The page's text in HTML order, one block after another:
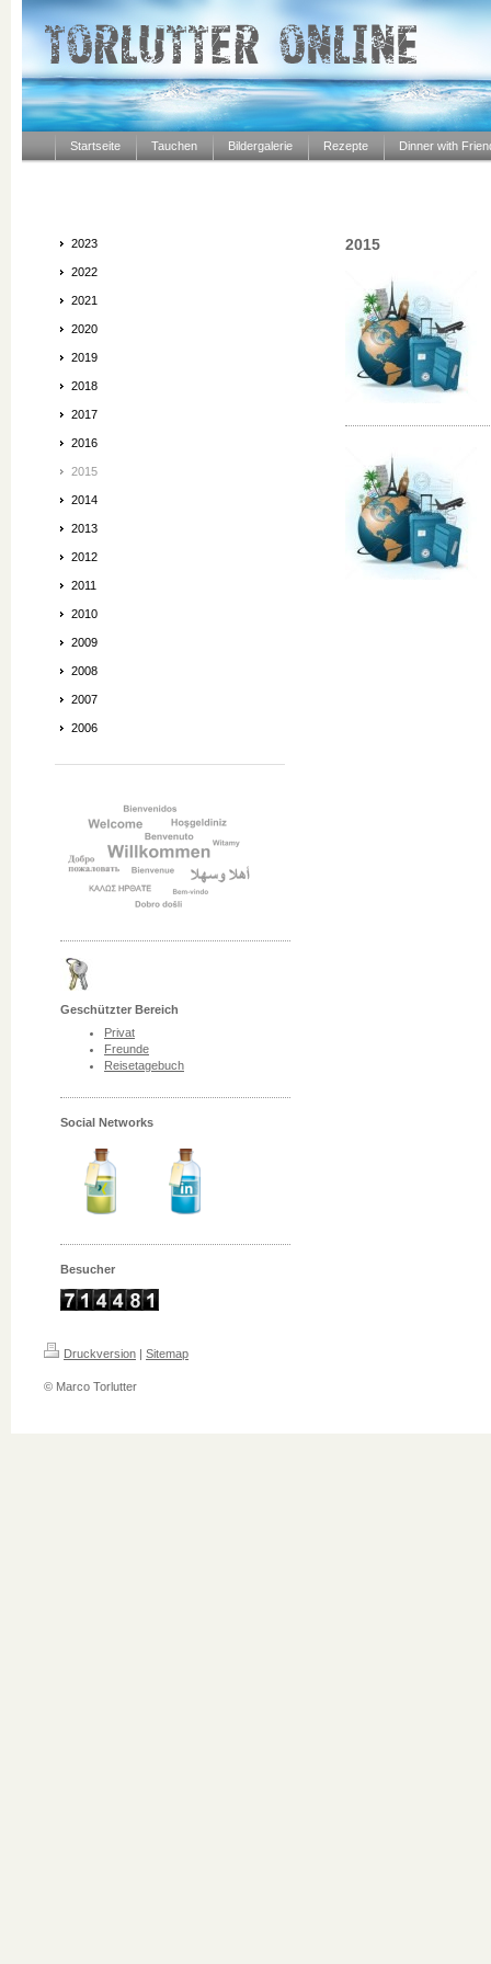
Startseite Tauchen Bildergalerie Rezepte Dinner with
2023
2022
2021
2020
2019
2018
2017
2016
2015
2014
2013
2012
2011
2010
2009
2008
2007
2006
Geschützter Bereich
Privat
Freunde
Reisetagebuch
Social Networks
Besucher
2015
Druckversion | Sitemap
© Marco Torlutter